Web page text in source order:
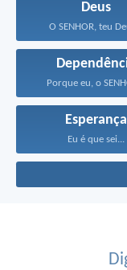
Deus
O SENHOR, teu
Porque eu, o
Esperança
Eu é que sei...